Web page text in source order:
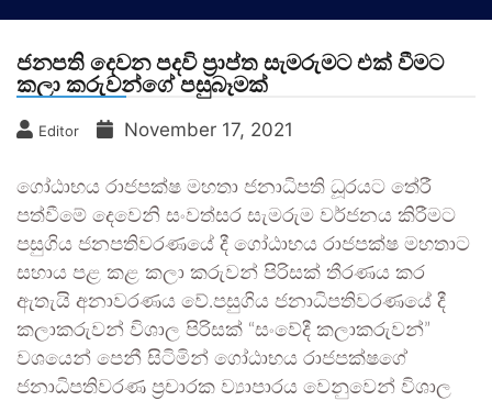
ජනපති දෙවන පදවි ප්‍රාප්ත සැමරුමට එක් වීමට
කලා කරුවන්ගේ පසුබෑමක්
Editor November 17, 2021
ගෝඨාභය රාජපක්ෂ මහතා ජනාධිපති ධූරයට තේරී
පත්වීමේ දෙවෙනි සංවත්සර සැමරුම වර්ජනය කිරීමට
පසුගිය ජනපතිවරණයේ දී ගෝඨාභය රාජපක්ෂ මහතාට
සහාය පළ කළ කලා කරුවන් පිරිසක් තීරණය කර
ඇතැයි අනාවරණය වේ.පසුගිය ජනාධිපතිවරණයේ දී
කලාකරුවන් විශාල පිරිසක් “සංවේදී කලාකරුවන්”
වශයෙන් පෙනී සිටිමින් ගෝඨාභය රාජපක්ෂගේ
ජනාධිපතිවරණ ප්‍රචාරක ව්‍යාපාරය වෙනුවෙන් විශාල